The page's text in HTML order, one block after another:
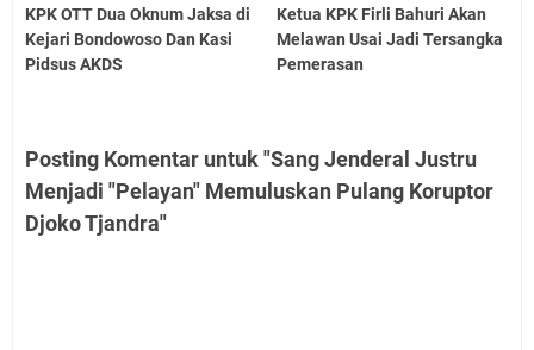
KPK OTT Dua Oknum Jaksa di
Kejari Bondowoso Dan Kasi
Pidsus AKDS
Ketua KPK Firli Bahuri Akan
Melawan Usai Jadi Tersangka
Pemerasan
Posting Komentar untuk "Sang Jenderal Justru
Menjadi "Pelayan" Memuluskan Pulang Koruptor
Djoko Tjandra"